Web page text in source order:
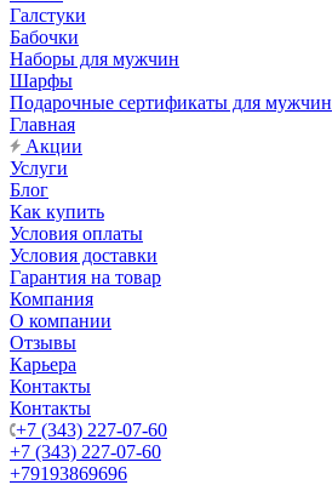
Галстуки
Бабочки
Наборы для мужчин
Шарфы
Подарочные сертификаты для мужчин
Главная
Акции
Услуги
Блог
Как купить
Условия оплаты
Условия доставки
Гарантия на товар
Компания
О компании
Отзывы
Карьера
Контакты
Контакты
+7 (343) 227-07-60
+7 (343) 227-07-60
+79193869696